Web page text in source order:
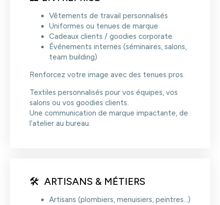
Vêtements de travail personnalisés
Uniformes ou tenues de marque
Cadeaux clients / goodies corporate
Événements internes (séminaires, salons,
team building)
Renforcez votre image avec des tenues pros.
Textiles personnalisés pour vos équipes, vos
salons ou vos goodies clients.
Une communication de marque impactante, de
l’atelier au bureau.
🛠️ ARTISANS & MÉTIERS
Artisans (plombiers, menuisiers, peintres…)